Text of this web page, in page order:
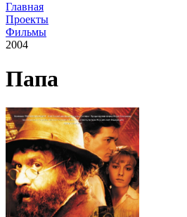
Главная
Проекты
Фильмы
2004
Папа